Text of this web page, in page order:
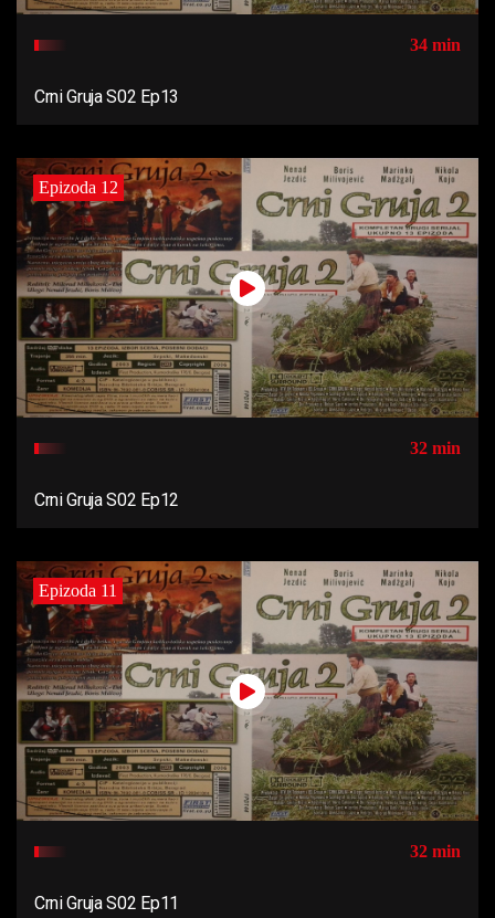
34 min
Crni Gruja S02 Ep13
Epizoda 12
32 min
Crni Gruja S02 Ep12
Epizoda 11
32 min
Crni Gruja S02 Ep11